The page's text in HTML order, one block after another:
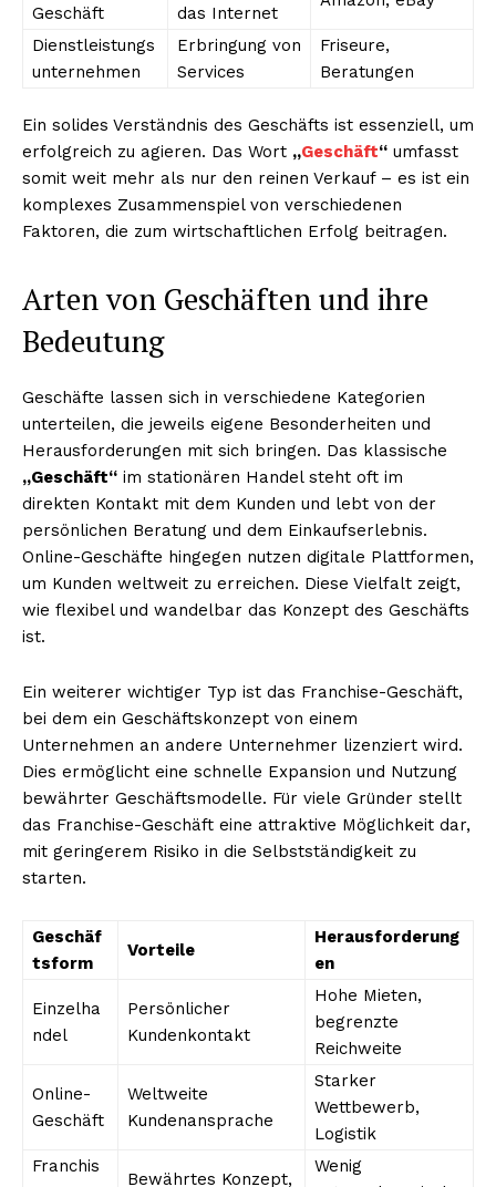
Geschäft
das Internet
Dienstleistungs
unternehmen
Erbringung von
Services
Friseure,
Beratungen
Ein solides Verständnis des Geschäfts ist essenziell, um
erfolgreich zu agieren. Das Wort „Geschäft“ umfasst
somit weit mehr als nur den reinen Verkauf – es ist ein
komplexes Zusammenspiel von verschiedenen
Faktoren, die zum wirtschaftlichen Erfolg beitragen.
Arten von Geschäften und ihre
Bedeutung
Geschäfte lassen sich in verschiedene Kategorien
unterteilen, die jeweils eigene Besonderheiten und
Herausforderungen mit sich bringen. Das klassische
„Geschäft“ im stationären Handel steht oft im
direkten Kontakt mit dem Kunden und lebt von der
persönlichen Beratung und dem Einkaufserlebnis.
Online-Geschäfte hingegen nutzen digitale Plattformen,
um Kunden weltweit zu erreichen. Diese Vielfalt zeigt,
wie flexibel und wandelbar das Konzept des Geschäfts
ist.
Ein weiterer wichtiger Typ ist das Franchise-Geschäft,
bei dem ein Geschäftskonzept von einem
Unternehmen an andere Unternehmer lizenziert wird.
Dies ermöglicht eine schnelle Expansion und Nutzung
bewährter Geschäftsmodelle. Für viele Gründer stellt
das Franchise-Geschäft eine attraktive Möglichkeit dar,
mit geringerem Risiko in die Selbstständigkeit zu
starten.
Geschäf
tsform
Vorteile
Herausforderung
en
Einzelha
ndel
Persönlicher
Kundenkontakt
Hohe Mieten,
begrenzte
Reichweite
Online-
Geschäft
Weltweite
Kundenansprache
Starker
Wettbewerb,
Logistik
Franchis
Bewährtes Konzept,
Wenig